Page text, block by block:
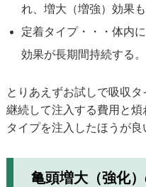
れ、増大（増強）効果も
定着タイプ・・・体内
効果が長期間持続する。
とりあえずお試しで吸収タ
継続して注入する費用と
タイプを注入したほうが良
亀頭増大（強化